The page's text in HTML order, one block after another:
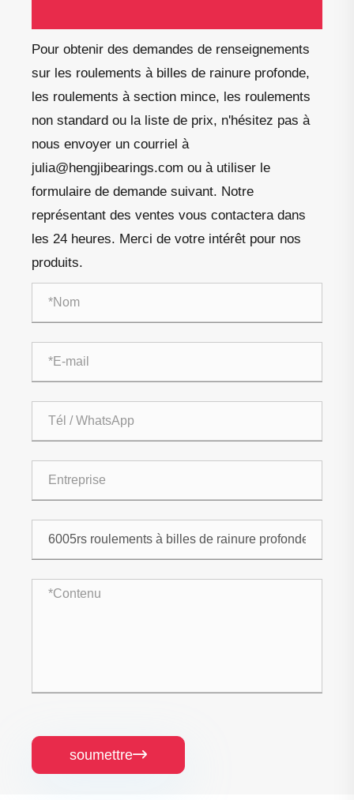
Pour obtenir des demandes de renseignements
sur les roulements à billes de rainure profonde,
les roulements à section mince, les roulements
non standard ou la liste de prix, n'hésitez pas à
nous envoyer un courriel à
julia@hengjibearings.com ou à utiliser le
formulaire de demande suivant. Notre
représentant des ventes vous contactera dans
les 24 heures. Merci de votre intérêt pour nos
produits.
soumettre